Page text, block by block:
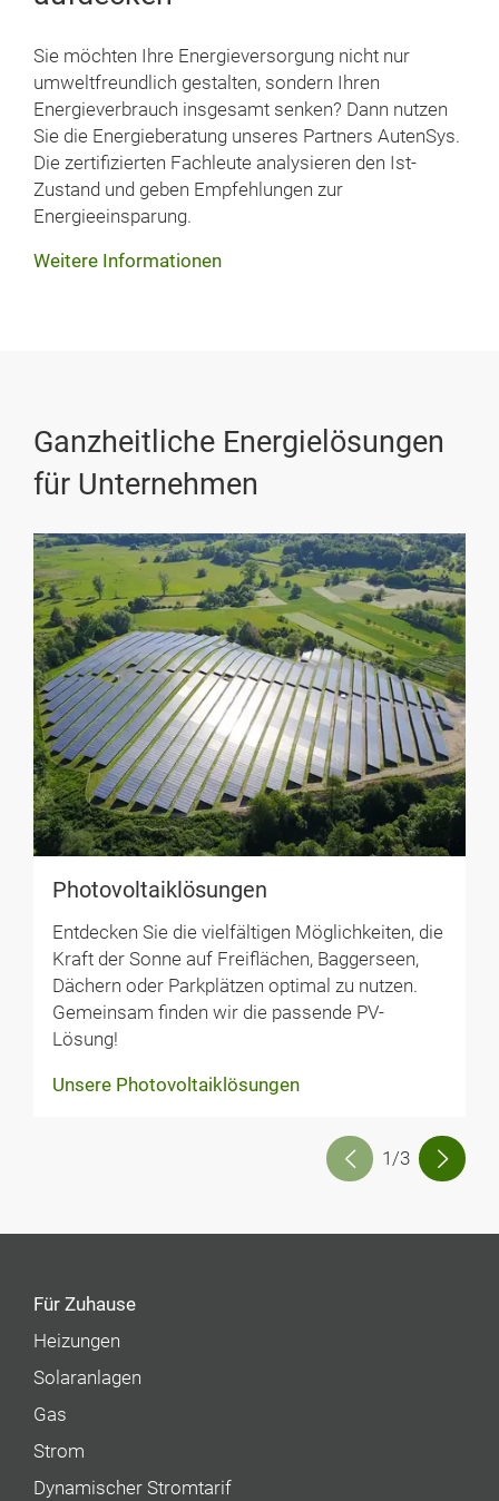
Sie möchten Ihre Energieversorgung nicht nur
umweltfreundlich gestalten, sondern Ihren
Energieverbrauch insgesamt senken? Dann nutzen
Sie die Energieberatung unseres Partners AutenSys.
Die zertifizierten Fachleute analysieren den Ist-
Zustand und geben Empfehlungen zur
Energieeinsparung.
Weitere Informationen
Ganzheitliche Energielösungen
für Unternehmen
Photovoltaiklösungen
Entdecken Sie die vielfältigen Möglichkeiten, die
Kraft der Sonne auf Freiflächen, Baggerseen,
Dächern oder Parkplätzen optimal zu nutzen.
Gemeinsam finden wir die passende PV-
Lösung!
Unsere Photovoltaiklösungen
1/3
Für Zuhause
Heizungen
Solaranlagen
Gas
Strom
Dynamischer Stromtarif